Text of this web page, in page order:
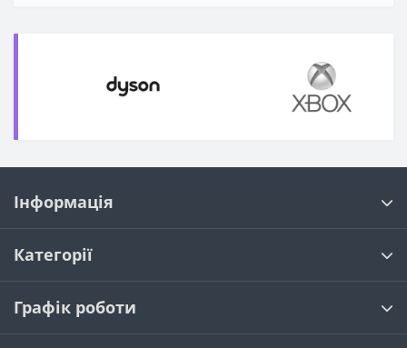
Інформація
Категорії
Графік роботи